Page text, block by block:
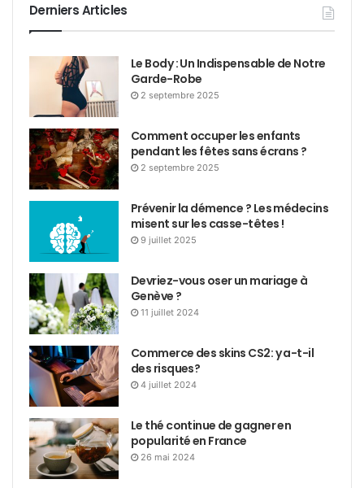
Derniers Articles
Le Body : Un Indispensable de Notre
Garde-Robe
2 septembre 2025
Comment occuper les enfants
pendant les fêtes sans écrans ?
2 septembre 2025
Prévenir la démence ? Les médecins
misent sur les casse-têtes !
9 juillet 2025
Devriez-vous oser un mariage à
Genève ?
11 juillet 2024
Commerce des skins CS2: y a-t-il
des risques?
4 juillet 2024
Le thé continue de gagner en
popularité en France
26 mai 2024